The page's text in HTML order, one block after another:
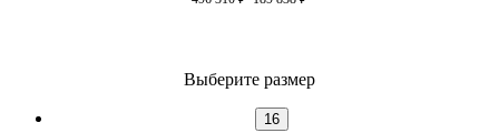
Выберите размер
16